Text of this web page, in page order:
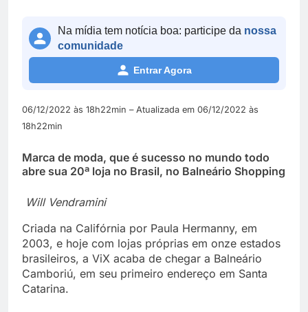
Na mídia tem notícia boa: participe da nossa
comunidade
Entrar Agora
06/12/2022 às 18h22min – Atualizada em 06/12/2022 às
18h22min
Marca de moda, que é sucesso no mundo todo
abre sua 20ª loja no Brasil, no Balneário Shopping
Will Vendramini
Criada na Califórnia por Paula Hermanny, em
2003, e hoje com lojas próprias em onze estados
brasileiros, a ViX acaba de chegar a Balneário
Camboriú, em seu primeiro endereço em Santa
Catarina.